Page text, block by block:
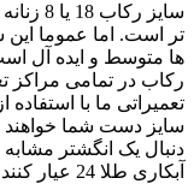
سایز
ها متوسط و ایده آل
رکاب در تمامی مراکز
تعمیراتی ما با
سایز دست شما خواهند
دنبال یک انگشتر مشابه
آبکاری طلا 24 عیار کنند.